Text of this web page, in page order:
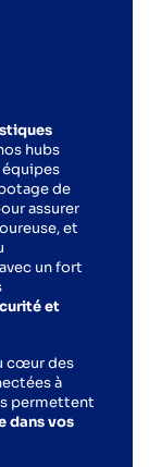
hubs
équipes
de
assurer
et
un fort
et
cœur des
à
permettent
dans vos